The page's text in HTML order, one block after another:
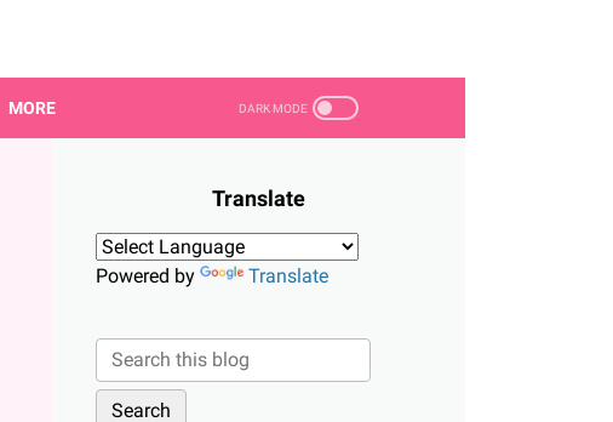
MORE
Translate
Powered by Translate